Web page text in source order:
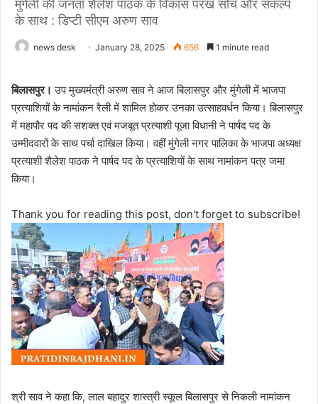
मुंगेली की जनता शैलेश पाठक के विकास परख सोच और संकल्प
के साथ : डिप्टी सीएम अरुण साव
news desk January 28, 2025 656 1 minute read
बिलासपुर। उप मुख्यमंत्री अरुण साव ने आज बिलासपुर और मुंगेली में भाजपा
प्रत्याशियों के नामांकन रैली में शामिल होकर उनका उत्साहवर्धन किया। बिलासपुर
में महापौर पद की सशक्त एवं मजबूत प्रत्याशी पूजा विधानी ने पार्षद पद के
उम्मीदवारों के साथ पर्चा दाखिल किया। वहीं मुंगेली नगर पालिका के भाजपा अध्यक्ष
प्रत्याशी शैलेश पाठक ने पार्षद पद के प्रत्याशियों के साथ नामांकन पत्र जमा
किया।
Thank you for reading this post, don't forget to subscribe!
श्री साव ने कहा कि, लाल बहादुर शास्त्री स्कूल बिलासपुर से निकली नामांकन